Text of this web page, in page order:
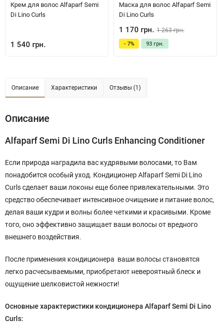
Крем для волос Alfaparf Semi
Di Lino Curls
1 540 грн.
Маска для волос Alfaparf Semi
Di Lino Curls
1 170 грн. 1 263 грн.
- 7% 93 грн.
Описание Характеристики Отзывы (1)
Описание
Alfaparf Semi Di Lino Curls Enhancing Conditioner
Если природа наградила вас кудрявыми волосами, то Вам
понадобится особый уход. Кондиционер Alfaparf Semi Di Lino
Curls сделает ваши локоны еще более привлекательными. Это
средство обеспечивает интенсивное очищение и питание волос,
делая ваши кудри и волны более четкими и красивыми. Кроме
того, оно эффективно защищает ваши волосы от вредного
внешнего воздействия.
После применения кондиционера ваши волосы становятся
легко расчесываемыми, приобретают невероятный блеск и
ощущение шелковистой нежности!
Основные характеристики кондиционера Alfaparf Semi Di Lino
Curls: